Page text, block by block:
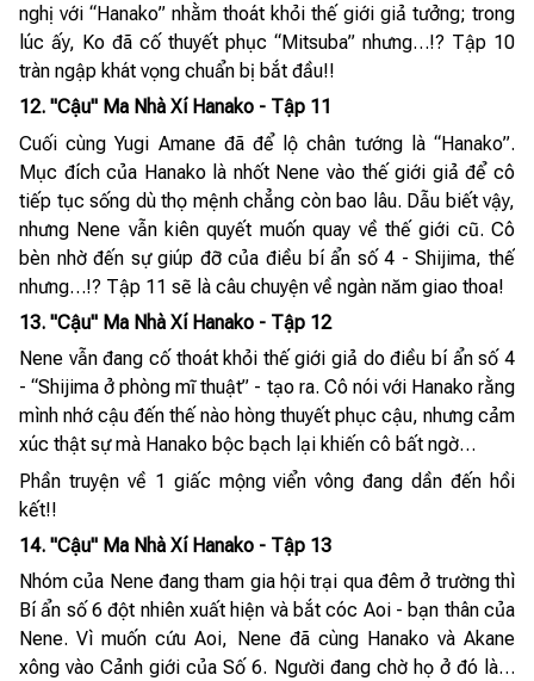
nghị với “Hanako” nhằm thoát khỏi thế giới giả tưởng; trong
lúc ấy, Ko đã cố thuyết phục “Mitsuba” nhưng…!? Tập 10
tràn ngập khát vọng chuẩn bị bắt đầu!!
12. "Cậu" Ma Nhà Xí Hanako - Tập 11
Cuối cùng Yugi Amane đã để lộ chân tướng là “Hanako”.
Mục đích của Hanako là nhốt Nene vào thế giới giả để cô
tiếp tục sống dù thọ mệnh chẳng còn bao lâu. Dẫu biết vậy,
nhưng Nene vẫn kiên quyết muốn quay về thế giới cũ. Cô
bèn nhờ đến sự giúp đỡ của điều bí ẩn số 4 - Shijima, thế
nhưng…!? Tập 11 sẽ là câu chuyện về ngàn năm giao thoa!
13. "Cậu" Ma Nhà Xí Hanako - Tập 12
Nene vẫn đang cố thoát khỏi thế giới giả do điều bí ẩn số 4
- “Shijima ở phòng mĩ thuật” - tạo ra. Cô nói với Hanako rằng
mình nhớ cậu đến thế nào hòng thuyết phục cậu, nhưng cảm
xúc thật sự mà Hanako bộc bạch lại khiến cô bất ngờ…
Phần truyện về 1 giấc mộng viển vông đang dần đến hồi
kết!!
14. "Cậu" Ma Nhà Xí Hanako - Tập 13
Nhóm của Nene đang tham gia hội trại qua đêm ở trường thì
Bí ẩn số 6 đột nhiên xuất hiện và bắt cóc Aoi - bạn thân của
Nene. Vì muốn cứu Aoi, Nene đã cùng Hanako và Akane
xông vào Cảnh giới của Số 6. Người đang chờ họ ở đó là…